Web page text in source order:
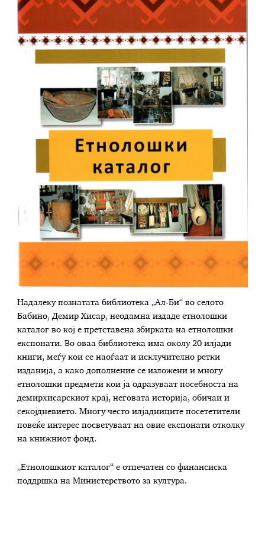
Надалеку познатата библиотека „Ал-Би“ во селото
Бабино, Демир Хисар, неодамна издаде етнолошки
каталог во кој е претставена збирката на етнолошки
експонати. Во оваа библиотека има околу 20 илјади
книги, меѓу кои се наоѓаат и исклучително ретки
изданија, а како дополнение се изложени и многу
етнолошки предмети кои ја одразуваат посебноста на
демирхисарскиот крај, неговата историја, обичаи и
секојдневието. Многу често илјадниците посететители
повеќе интерес посветуваат на овие експонати отколку
на книжниот фонд.
„Етнолошкиот каталог“ е отпечатен со финансиска
поддршка на Министерството за култура.